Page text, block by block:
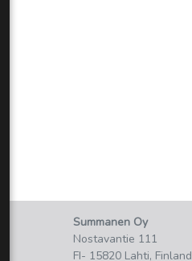
Summanen Oy
Nostavantie 111
FI- 15820 Lahti, Finland